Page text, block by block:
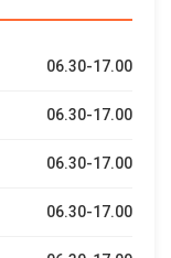
06.30-17.00
06.30-17.00
06.30-17.00
06.30-17.00